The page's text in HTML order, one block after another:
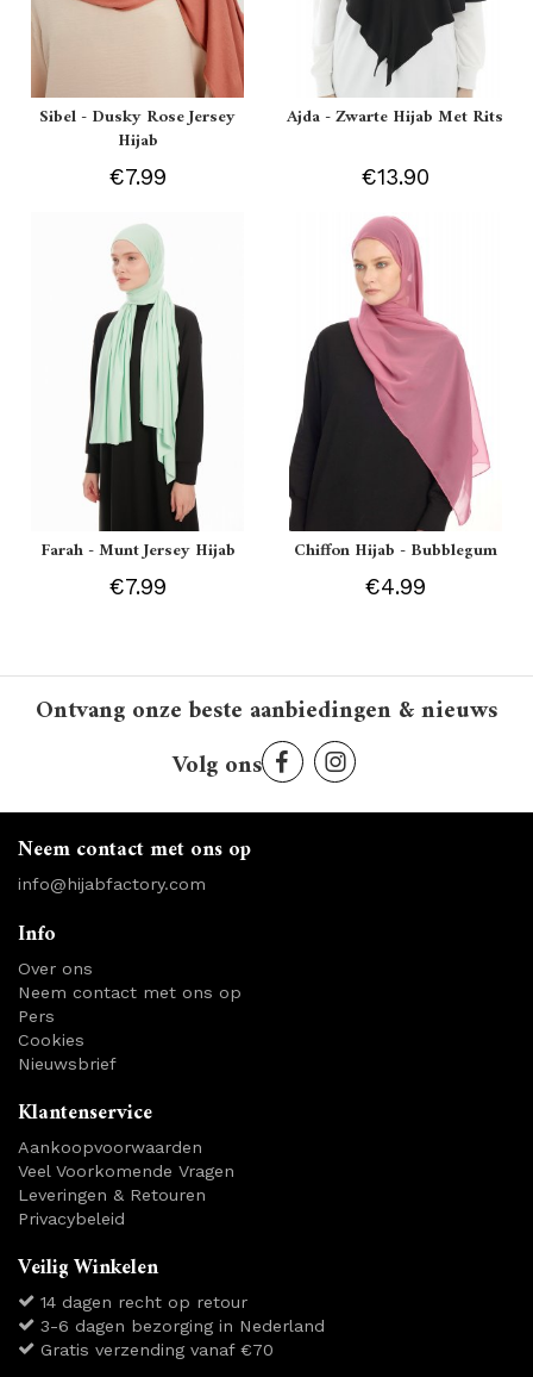
Sibel - Dusky Rose Jersey
Hijab
€7.99
Ajda - Zwarte Hijab Met Rits
€13.90
Farah - Munt Jersey Hijab
€7.99
Chiffon Hijab - Bubblegum
€4.99
Ontvang onze beste aanbiedingen & nieuws
Volg ons
Neem contact met ons op
info@hijabfactory.com
Info
Over ons
Neem contact met ons op
Pers
Cookies
Nieuwsbrief
Klantenservice
Aankoopvoorwaarden
Veel Voorkomende Vragen
Leveringen & Retouren
Privacybeleid
Veilig Winkelen
14 dagen recht op retour
3-6 dagen bezorging in Nederland
Gratis verzending vanaf €70